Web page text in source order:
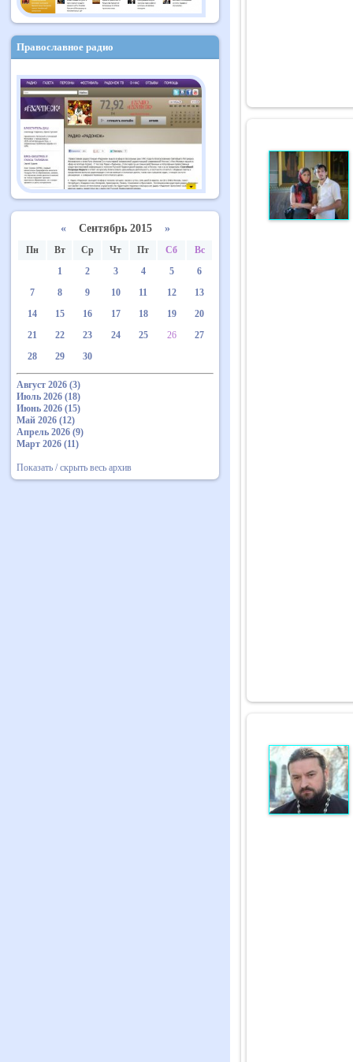
Православное радио
«Сентябрь 2015 »
Пн Вт Ср Чт Пт Сб
Вс
1
2 3 4 5
6
7
8 9 10 11 12
13
14
15 16 17 18 19
20
21
22 23 24 25 26
27
28
29 30
Август 2026 (3)
Июль 2026 (18)
Июнь 2026 (15)
Май 2026 (12)
Апрель 2026 (9)
Март 2026 (11)
Показать / скрыть весь архив